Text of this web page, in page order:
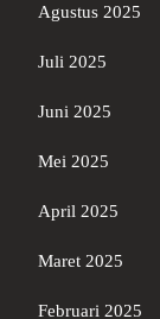
Agustus 2025
Juli 2025
Juni 2025
Mei 2025
April 2025
Maret 2025
Februari 2025